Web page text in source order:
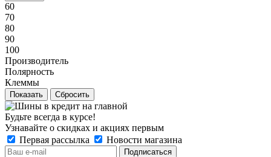
60
70
80
90
100
Производитель
Полярность
Клеммы
Сбросить
Будьте всегда в курсе!
Узнавайте о скидках и акциях первым
Первая рассылка
Новости магазина